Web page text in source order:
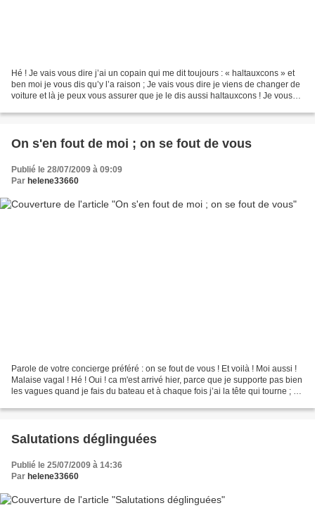
Hé ! Je vais vous dire j’ai un copain qui me dit toujours : « haltauxcons » et
ben moi je vous dis qu’y l’a raison ; Je vais vous dire je viens de changer de
voiture et là je peux vous assurer que je le dis aussi haltauxcons ! Je vous
On s'en fout de moi ; on se fout de vous
Publié le 28/07/2009 à 09:09
Par helene33660
Parole de votre concierge préféré : on se fout de vous ! Et voilà ! Moi aussi !
Malaise vagal ! Hé ! Oui ! ca m'est arrivé hier, parce que je supporte pas bien
les vagues quand je fais du bateau et à chaque fois j’ai la tête qui tourne ; Y
Salutations déglinguées
Publié le 25/07/2009 à 14:36
Par helene33660